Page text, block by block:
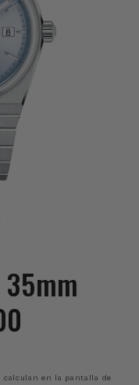
calculan en la pantalla de